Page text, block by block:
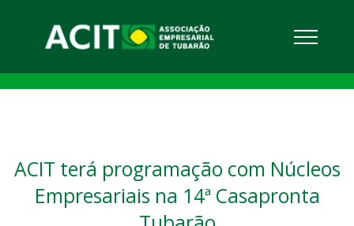
ACIT terá programação com Núcleos
Empresariais na 14ª Casapronta